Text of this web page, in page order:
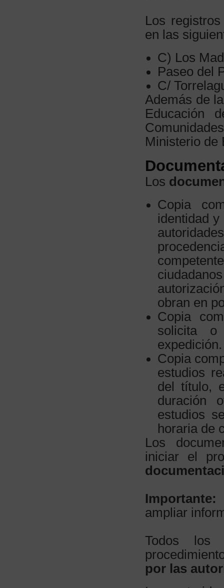
Los
en las
C) Los
Paseo del
C/
Además de
Educación
Ministerio de
Los
Copia
identidad
obran en
Copia
solicita
expedición.
Copia
estudios
del título,
duración
estudios
horaria de
Los
iniciar el
Importante:
ampliar
Todos los
por las